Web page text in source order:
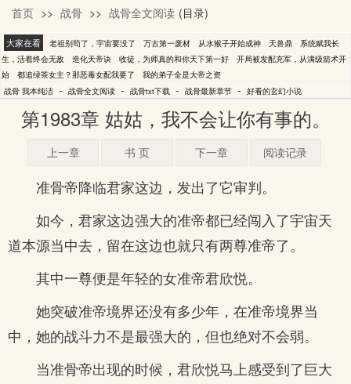
我本纯洁
首页 >> 战骨 >> 战骨全文阅读 (目录)
大家在看 老祖别苟了，宇宙要没了 万古第一废材 从水猴子开始成神 天兽鼎
系统赋我长
生，活着终会无敌
造化天帝诀 收徒，为师真的和你天下第一好
开局被发配充军，从满级箭术开
始
都追绿茶女主？那恶毒女配我要了
我的弟子全是大帝之资
战骨 我本纯洁 - 战骨全文阅读 - 战骨txt下载 - 战骨最新章节 - 好看的玄幻小说
第1983章 姑姑，我不会让你有事的。
上一章 书 页 下一章 阅读记录
准骨帝降临君家这边，发出了它审判。
如今，君家这边强大的准帝都已经闯入了宇宙天
道本源当中去，留在这边也就只有两尊准帝了。
其中一尊便是年轻的女准帝君欣悦。
她突破准帝境界还没有多少年，在准帝境界当
中，她的战斗力不是最强大的，但也绝对不会弱。
当准骨帝出现的时候，君欣悦马上感受到了巨大